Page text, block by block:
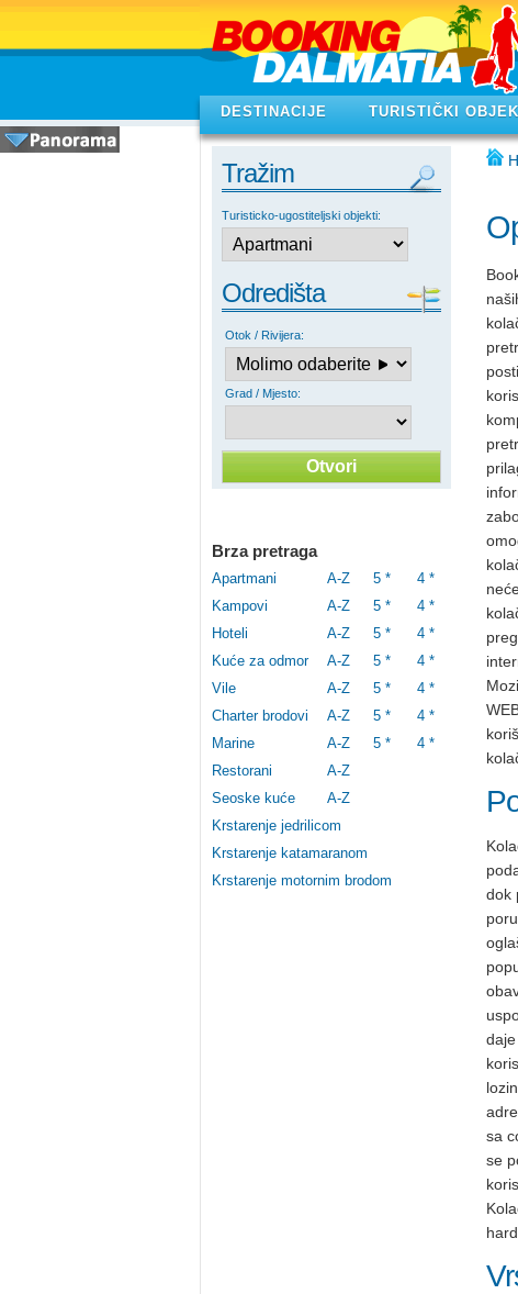
DESTINACIJE TURISTIČKI
Tražim
Turisticko-ugostiteljski objekti:
Odredišta
Otok / Rivijera:
Grad / Mjesto:
Brza pretraga
Apartmani A-Z 5 *
4 *
Kampovi
A-Z 5 *
4 *
Hoteli
A-Z 5 *
4 *
Kuće za odmor
A-Z 5 *
4 *
Vile
A-Z 5 *
4 *
Charter brodovi
A-Z 5 *
4 *
Marine
A-Z 5 *
4 *
Restorani
A-Z
Seoske kuće
A-Z
Krstarenje jedrilicom
Krstarenje katamaranom
Krstarenje motornim brodom
dok
sa
se